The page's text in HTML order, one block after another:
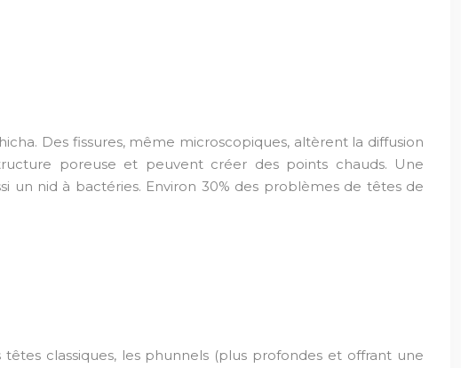
Des fissures, même microscopiques, altèrent la diffusion
poreuse et peuvent créer des points chauds. Une
un nid à bactéries. Environ 30% des problèmes de têtes de
classiques, les phunnels (plus profondes et offrant une